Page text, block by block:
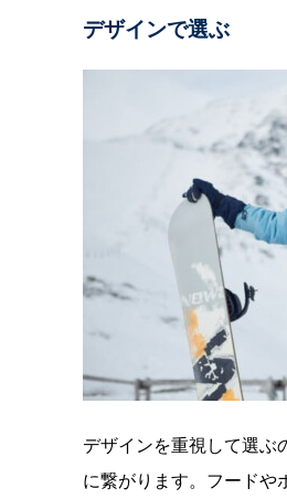
デザインで選ぶ
デザインを重視して選ぶ
に繋がります。フードや